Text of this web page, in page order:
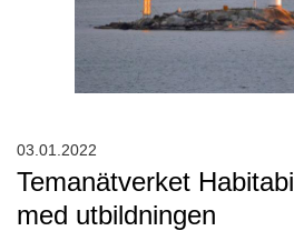
Temanätverket
med utbildningen
03.01.2022